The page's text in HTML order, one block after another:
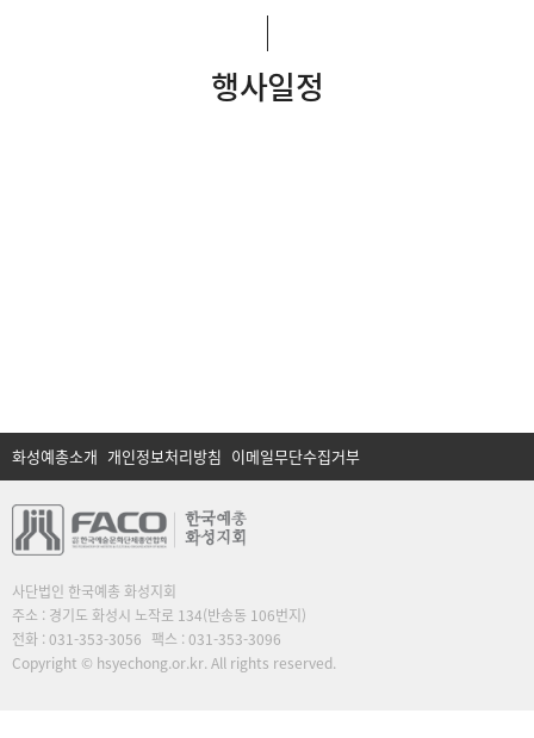
행사일정
화성예총소개 개인정보처리방침 이메일무단수집거부
사단법인 한국예총 화성지회
주소 : 경기도 화성시 노작로 134(반송동 106번지)
전화 : 031-353-3056 팩스 : 031-353-3096
Copyright © hsyechong.or.kr. All rights reserved.